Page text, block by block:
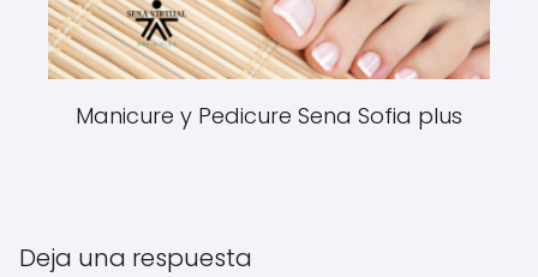
Manicure y Pedicure Sena Sofia plus
Deja una respuesta